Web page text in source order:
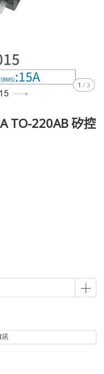
1 /3
TO-220AB 矽控
訊